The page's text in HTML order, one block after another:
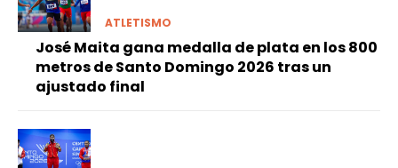
ATLETISMO
José Maita gana medalla de plata en los 800
metros de Santo Domingo 2026 tras un
ajustado final